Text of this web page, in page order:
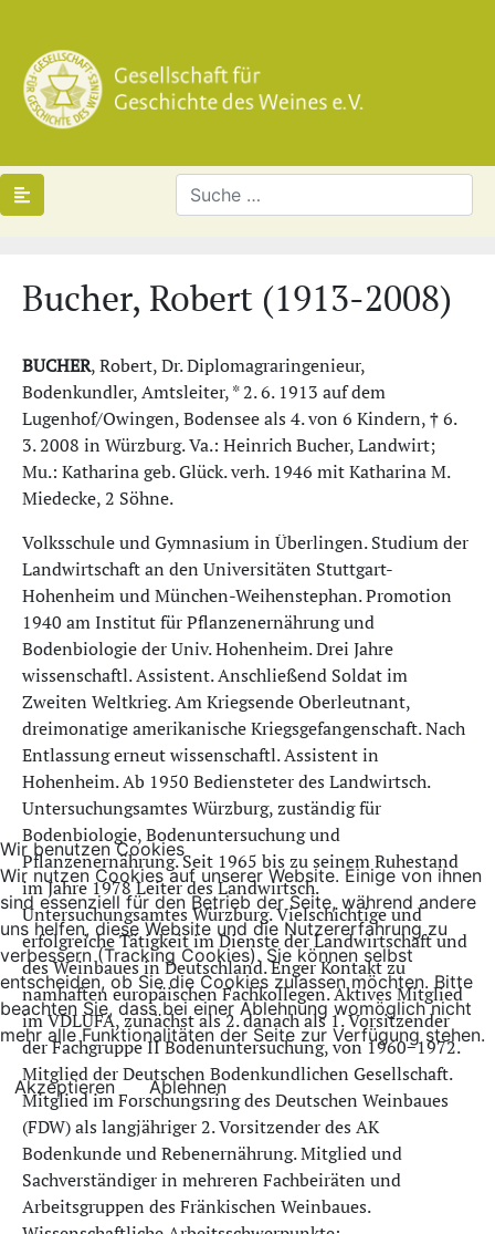
Bucher, Robert (1913-2008)
BUCHER, Robert, Dr. Diplomagraringenieur,
Bodenkundler, Amtsleiter, * 2. 6. 1913 auf dem
Lugenhof/Owingen, Bodensee als 4. von 6 Kindern, † 6.
3. 2008 in Würzburg. Va.: Heinrich Bucher, Landwirt;
Mu.: Katharina geb. Glück. verh. 1946 mit Katharina M.
Miedecke, 2 Söhne.
Volksschule und Gymnasium in Überlingen. Studium der
Landwirtschaft an den Universitäten Stuttgart-
Hohenheim und München-Weihenstephan. Promotion
1940 am Institut für Pflanzenernährung und
Bodenbiologie der Univ. Hohenheim. Drei Jahre
wissenschaftl. Assistent. Anschließend Soldat im
Zweiten Weltkrieg. Am Kriegsende Oberleutnant,
dreimonatige amerikanische Kriegsgefangenschaft. Nach
Entlassung erneut wissenschaftl. Assistent in
Hohenheim. Ab 1950 Bediensteter des Landwirtsch.
Untersuchungsamtes Würzburg, zuständig für
Bodenbiologie, Bodenuntersuchung und
Pflanzenernährung. Seit 1965 bis zu seinem Ruhestand
im Jahre 1978 Leiter des Landwirtsch.
Untersuchungsamtes Würzburg. Vielschichtige und
erfolgreiche Tätigkeit im Dienste der Landwirtschaft und
des Weinbaues in Deutschland. Enger Kontakt zu
namhaften europäischen Fachkollegen. Aktives Mitglied
im VDLUFA, zunächst als 2. danach als 1. Vorsitzender
der Fachgruppe II Bodenuntersuchung, von 1960−1972.
Mitglied der Deutschen Bodenkundlichen Gesellschaft.
Mitglied im Forschungsring des Deutschen Weinbaues
(FDW) als langjähriger 2. Vorsitzender des AK
Bodenkunde und Rebenernährung. Mitglied und
Sachverständiger in mehreren Fachbeiräten und
Arbeitsgruppen des Fränkischen Weinbaues.
Wir benutzen Cookies
Wir nutzen Cookies auf unserer Website. Einige von ihnen
sind essenziell für den Betrieb der Seite, während andere
uns helfen, diese Website und die Nutzererfahrung zu
verbessern (Tracking Cookies). Sie können selbst
entscheiden, ob Sie die Cookies zulassen möchten. Bitte
beachten Sie, dass bei einer Ablehnung womöglich nicht
mehr alle Funktionalitäten der Seite zur Verfügung stehen.
Akzeptieren Ablehnen